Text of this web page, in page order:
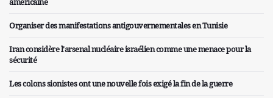
Organiser des manifestations antigouvernementales en Tunisie
Iran considère l'arsenal nucléaire israélien comme une menace pour la
sécurité
Les colons sionistes ont une nouvelle fois exigé la fin de la guerre